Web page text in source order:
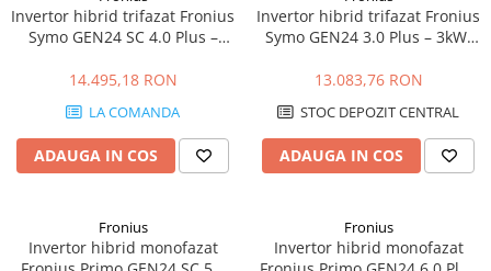
Invertor hibrid trifazat Fronius
Symo GEN24 SC 4.0 Plus –
98.1%
14.495,18 RON
LA COMANDA
ADAUGA IN COS
Invertor hibrid trifazat Fronius
Symo GEN24 3.0 Plus – 3kW,
ridicata
13.083,76 RON
STOC DEPOZIT CENTRAL
ADAUGA IN COS
Fronius
Invertor hibrid monofazat
Fronius
Invertor hibrid monofazat